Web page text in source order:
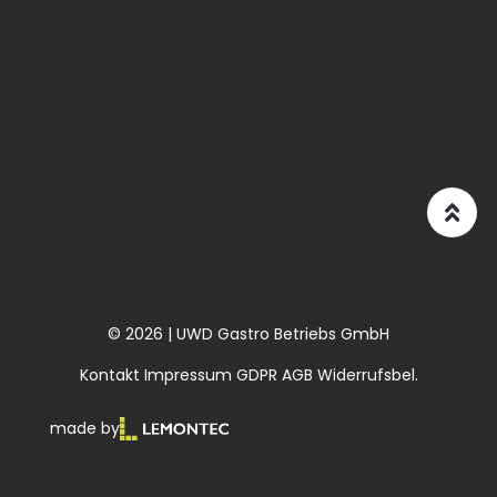
© 2026 | UWD Gastro Betriebs GmbH
Kontakt Impressum GDPR AGB Widerrufsbel.
made by